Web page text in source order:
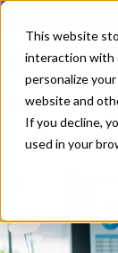
This website
interaction with
personalize
website and
If you decline,
used in your
Noticias/